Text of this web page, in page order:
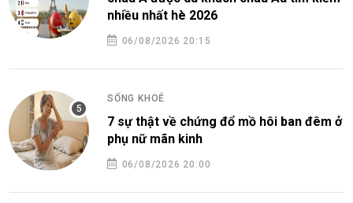
nhiều nhất hè 2026
06/08/2026 20:15
SỐNG KHOẺ
7 sự thật về chứng đổ mồ hôi ban đêm ở
phụ nữ mãn kinh
06/08/2026 20:00